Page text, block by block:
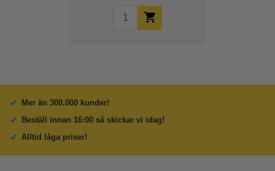
Mer än 300.000 kunder!
Beställ innan 16:00 så skickar vi idag!
Alltid låga priser!